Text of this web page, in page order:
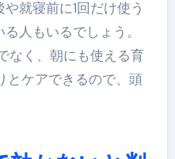
人もいるでしょう。
なく、朝にも使える育
とケアできるので、頭